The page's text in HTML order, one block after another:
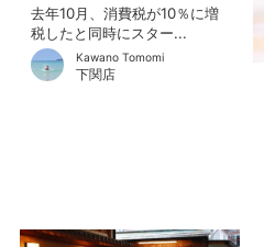
去年10月、消費税が10％に増
税したと同時にスター...
Kawano Tomomi
下関店